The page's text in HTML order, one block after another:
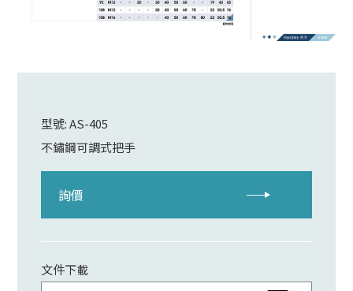
型號: AS-405
不鏽鋼可調式把手
詢價
文件下載